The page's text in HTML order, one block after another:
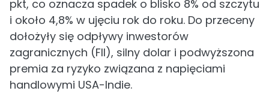
pkt, co oznacza spadek o blisko 8% od szczytu
i około 4,8% w ujęciu rok do roku. Do przeceny
dołożyły się odpływy inwestorów
zagranicznych (FII), silny dolar i podwyższona
premia za ryzyko związana z napięciami
handlowymi USA-Indie.